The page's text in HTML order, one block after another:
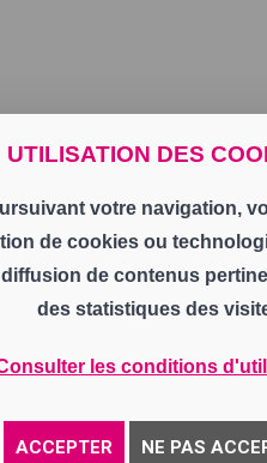
UTILISATION DES
votre navigation,
de cookies ou
de contenus
des statistiques des
les conditions
ACCEPTER NE PAS